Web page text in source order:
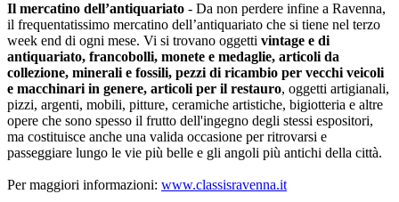
Il mercatino dell’antiquariato - Da non perdere infine a Ravenna,
il frequentatissimo mercatino dell’antiquariato che si tiene nel terzo
week end di ogni mese. Vi si trovano oggetti vintage e di
antiquariato, francobolli, monete e medaglie, articoli da
collezione, minerali e fossili, pezzi di ricambio per vecchi veicoli
e macchinari in genere, articoli per il restauro, oggetti artigianali,
pizzi, argenti, mobili, pitture, ceramiche artistiche, bigiotteria e altre
opere che sono spesso il frutto dell'ingegno degli stessi espositori,
ma costituisce anche una valida occasione per ritrovarsi e
passeggiare lungo le vie più belle e gli angoli più antichi della città.
Per maggiori informazioni: www.classisravenna.it